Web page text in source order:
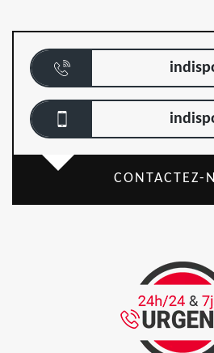
CONTACTEZ-